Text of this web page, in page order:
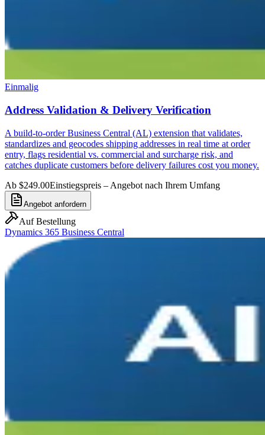
Einmalig
Address Validation & Delivery Verification
A build-to-order Business Central (AL) extension that validates,
standardizes and geocodes shipping addresses in real time at order
entry, flags residential vs. commercial and surcharge risk, and
catches duplicate customers before delivery failures cost you money.
Ab $249.00Einstiegspreis – Angebot nach Ihrem Umfang
Angebot anfordern
Auf Bestellung
Dynamics 365 Business Central